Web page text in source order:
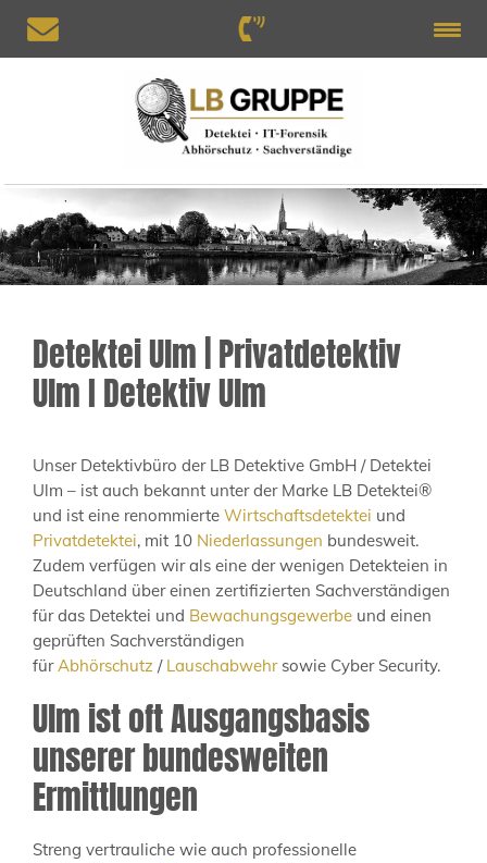
Detektei Ulm | Privatdetektiv
Ulm I Detektiv Ulm
Unser Detektivbüro der LB Detektive GmbH / Detektei
Ulm – ist auch bekannt unter der Marke LB Detektei®
und ist eine renommierte Wirtschaftsdetektei und
Privatdetektei, mit 10 Niederlassungen bundesweit.
Zudem verfügen wir als eine der wenigen Detekteien in
Deutschland über einen zertifizierten Sachverständigen
für das Detektei und Bewachungsgewerbe und einen
geprüften Sachverständigen
fürAbhörschutz / Lauschabwehrsowie Cyber Security.
Ulm ist oft Ausgangsbasis
unserer bundesweiten
Ermittlungen
Streng vertrauliche wie auch professionelle